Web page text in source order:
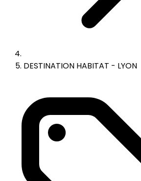
DESTINATION HABITAT - LYON